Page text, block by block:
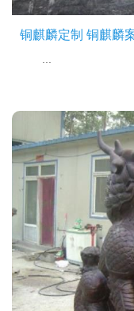
铜麒麟定制 铜麒麟